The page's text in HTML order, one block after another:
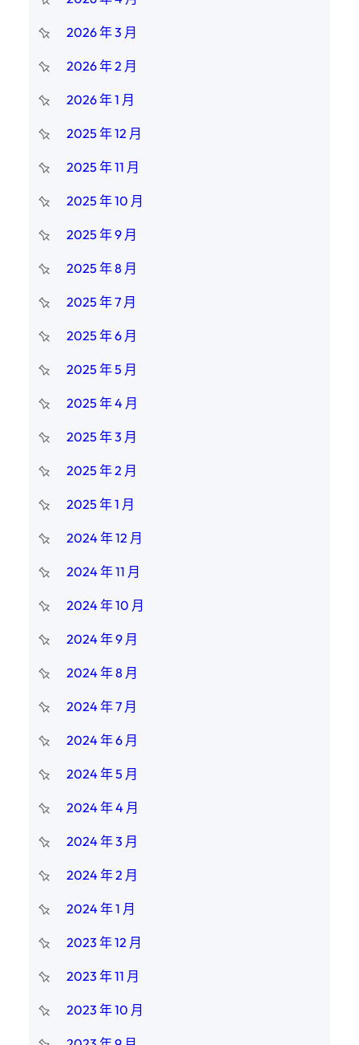
2026 年 3 月
2026 年 2 月
2026 年 1 月
2025 年 12 月
2025 年 11 月
2025 年 10 月
2025 年 9 月
2025 年 8 月
2025 年 7 月
2025 年 6 月
2025 年 5 月
2025 年 4 月
2025 年 3 月
2025 年 2 月
2025 年 1 月
2024 年 12 月
2024 年 11 月
2024 年 10 月
2024 年 9 月
2024 年 8 月
2024 年 7 月
2024 年 6 月
2024 年 5 月
2024 年 4 月
2024 年 3 月
2024 年 2 月
2024 年 1 月
2023 年 12 月
2023 年 11 月
2023 年 10 月